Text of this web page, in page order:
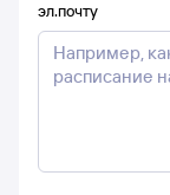
эл.почту